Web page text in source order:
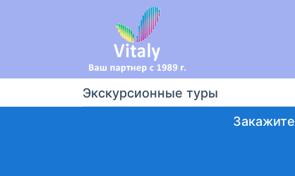
Экскурсионные туры